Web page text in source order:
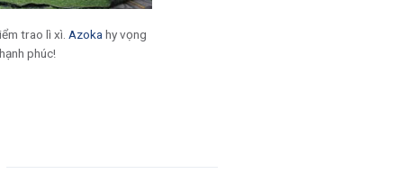
trao lì xì. Azoka hy vọng
phúc!